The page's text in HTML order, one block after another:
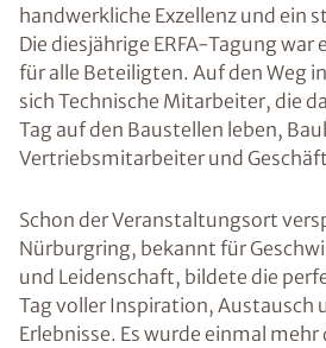
handwerkliche Exzellenz und ein
Die diesjährige ERFA-Tagung
für alle Beteiligten. Auf den Weg
sich Technische Mitarbeiter, die
Tag auf den Baustellen leben,
Vertriebsmitarbeiter und
Schon der Veranstaltungsort
Nürburgring, bekannt für
und Leidenschaft, bildete die
Tag voller Inspiration, Austausch
Erlebnisse. Es wurde einmal mehr